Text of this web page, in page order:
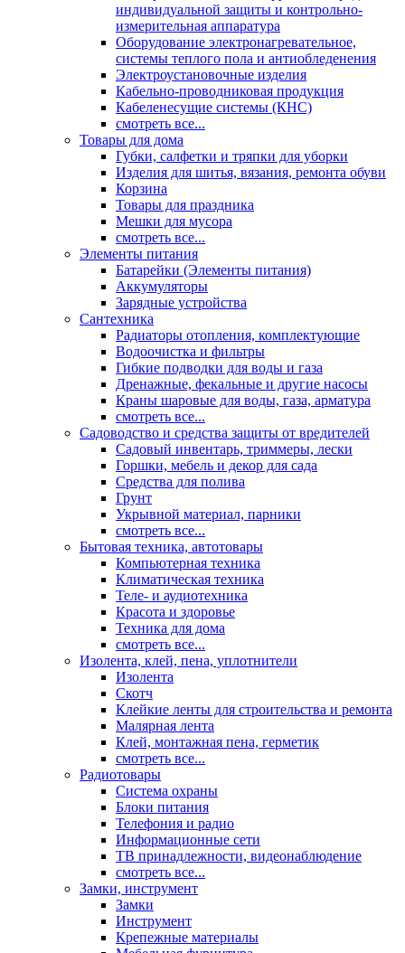
индивидуальной защиты и контрольно-
измерительная аппаратура
Оборудование электронагревательное,
системы теплого пола и антиобледенения
Электроустановочные изделия
Кабельно-проводниковая продукция
Кабеленесущие системы (КНС)
смотреть все...
Товары для дома
Губки, салфетки и тряпки для уборки
Изделия для шитья, вязания, ремонта обуви
Корзина
Товары для праздника
Мешки для мусора
смотреть все...
Элементы питания
Батарейки (Элементы питания)
Аккумуляторы
Зарядные устройства
Сантехника
Радиаторы отопления, комплектующие
Водоочистка и фильтры
Гибкие подводки для воды и газа
Дренажные, фекальные и другие насосы
Краны шаровые для воды, газа, арматура
смотреть все...
Садоводство и средства защиты от вредителей
Садовый инвентарь, триммеры, лески
Горшки, мебель и декор для сада
Средства для полива
Грунт
Укрывной материал, парники
смотреть все...
Бытовая техника, автотовары
Компьютерная техника
Климатическая техника
Теле- и аудиотехника
Красота и здоровье
Техника для дома
смотреть все...
Изолента, клей, пена, уплотнители
Изолента
Скотч
Клейкие ленты для строительства и ремонта
Малярная лента
Клей, монтажная пена, герметик
смотреть все...
Радиотовары
Система охраны
Блоки питания
Телефония и радио
Информационные сети
ТВ принадлежности, видеонаблюдение
смотреть все...
Замки, инструмент
Замки
Инструмент
Крепежные материалы